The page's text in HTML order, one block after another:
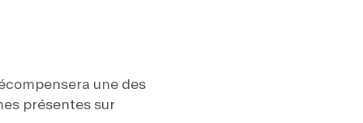
une des
présentes sur